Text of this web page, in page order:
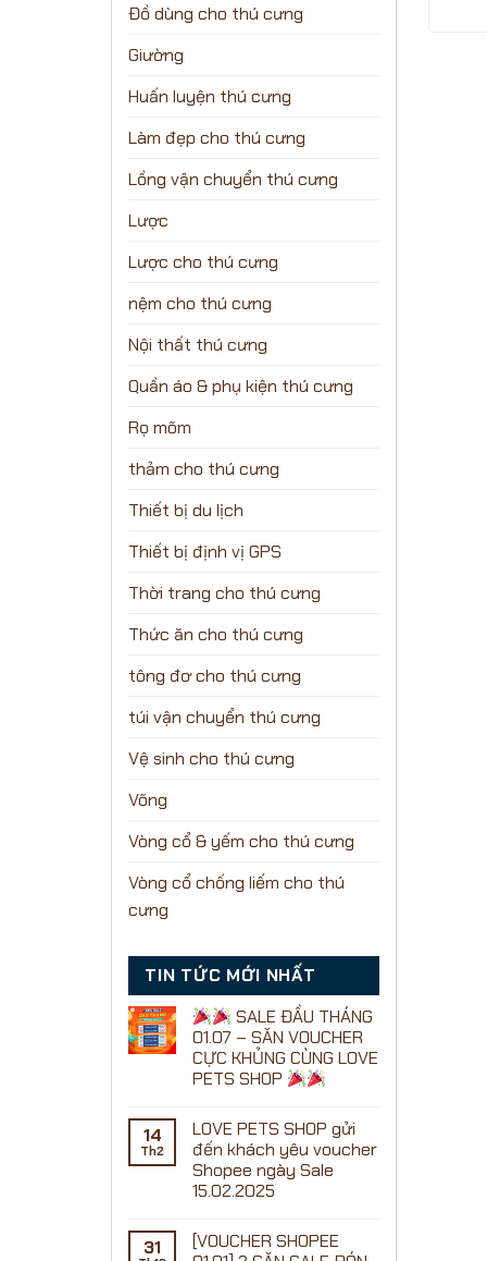
Đồ dùng cho thú cưng
Giường
Huấn luyện thú cưng
Làm đẹp cho thú cưng
Lồng vận chuyển thú cưng
Lược
Lược cho thú cưng
nệm cho thú cưng
Nội thất thú cưng
Quần áo & phụ kiện thú cưng
Rọ mõm
thảm cho thú cưng
Thiết bị du lịch
Thiết bị định vị GPS
Thời trang cho thú cưng
Thức ăn cho thú cưng
tông đơ cho thú cưng
túi vận chuyển thú cưng
Vệ sinh cho thú cưng
Võng
Vòng cổ & yếm cho thú cưng
Vòng cổ chống liếm cho thú
cưng
TIN TỨC MỚI NHẤT
SALE ĐẦU THÁNG
01.07 – SĂN VOUCHER
CỰC KHỦNG CÙNG LOVE
PETS SHOP
bình
luận
ở
SALE
01.07
–
14
Th2
LOVE PETS SHOP gửi
đến khách yêu voucher
Shopee ngày Sale
15.02.2025
bình
luận
31
[VOUCHER SHOPEE